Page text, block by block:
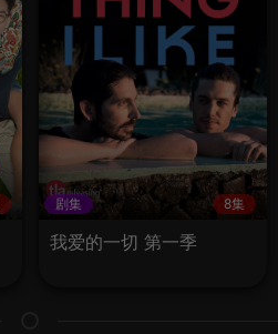
剧集 8集
我爱的一切 第一季